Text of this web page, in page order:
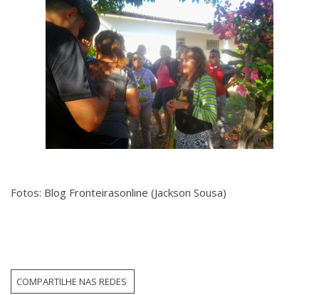
Fotos: Blog Fronteirasonline (Jackson Sousa)
COMPARTILHE NAS REDES